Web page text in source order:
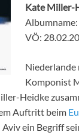
Kate Miller-
VÖ:
Niederlande
Komponist
Heidke
Auftritt beim
Aviv ein Begriff